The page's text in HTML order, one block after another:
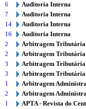
6
Auditoria Interna
7
Auditoria Interna
14
Auditoria Interna
16
Auditoria Interna
2
Arbitragem Tributária
2
Arbitragem Tributária
3
Arbitragem Tributária
3
Arbitragem Tributária
1
Arbitragem
2
Arbitragem
1
APTA - Revista do